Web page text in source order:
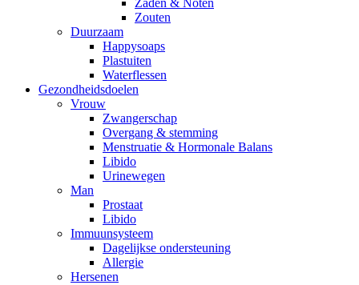
Zaden & Noten
Zouten
Duurzaam
Happysoaps
Plastuiten
Waterflessen
Gezondheidsdoelen
Vrouw
Zwangerschap
Overgang & stemming
Menstruatie & Hormonale Balans
Libido
Urinewegen
Man
Prostaat
Libido
Immuunsysteem
Dagelijkse ondersteuning
Allergie
Hersenen